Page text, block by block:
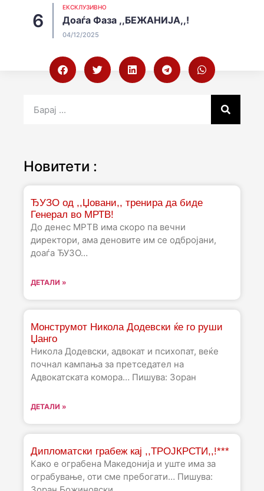
EКСКЛУЗИВНО
Доаѓа Фаза ,,БЕЖАНИЈА,,!
04/12/2025
Новитети :
ЂУЗО од ,,Џовани,, тренира да биде
Генерал во МРТВ!
До денес МРТВ има скоро па вечни
директори, ама деновите им се одбројани,
доаѓа ЂУЗО…
ДЕТАЛИ »
Монструмот Никола Додевски ќе го руши
Џанго
Никола Додевски, адвокат и психопат, веќе
почнал кампања за претседател на
Адвокатската комора… Пишува: Зоран
ДЕТАЛИ »
Дипломатски грабеж кај ,,ТРОЈКРСТИ,,!***
Како е ограбена Македонија и уште има за
ограбување, оти сме пребогати… Пишува: